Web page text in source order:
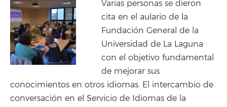
Varias personas se dieron
cita en el aulario de la
Fundación General de la
Universidad de La Laguna
con el objetivo fundamental
de mejorar sus
conocimientos en otros idiomas. El intercambio de
conversación en el Servicio de Idiomas de la